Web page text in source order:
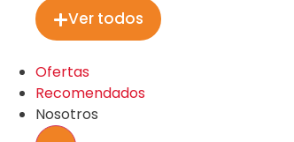
Ver todos
Ofertas
Recomendados
Nosotros